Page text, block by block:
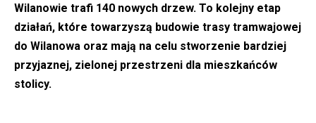
Wilanowie trafi 140 nowych drzew. To kolejny etap
działań, które towarzyszą budowie trasy tramwajowej
do Wilanowa oraz mają na celu stworzenie bardziej
przyjaznej, zielonej przestrzeni dla mieszkańców
stolicy.